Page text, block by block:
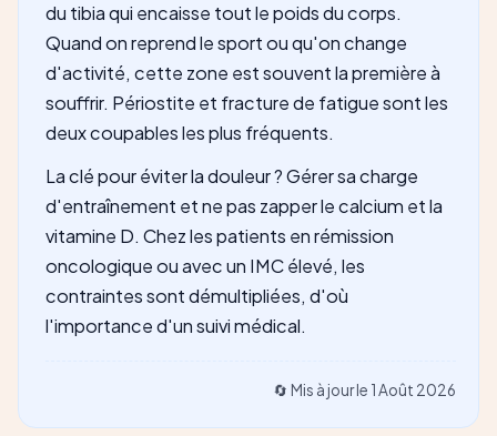
du tibia qui encaisse tout le poids du corps.
Quand on reprend le sport ou qu'on change
d'activité, cette zone est souvent la première à
souffrir. Périostite et fracture de fatigue sont les
deux coupables les plus fréquents.
La clé pour éviter la douleur ? Gérer sa charge
d'entraînement et ne pas zapper le calcium et la
vitamine D. Chez les patients en rémission
oncologique ou avec un IMC élevé, les
contraintes sont démultipliées, d'où
l'importance d'un suivi médical.
🔄 Mis à jour le 1 Août 2026